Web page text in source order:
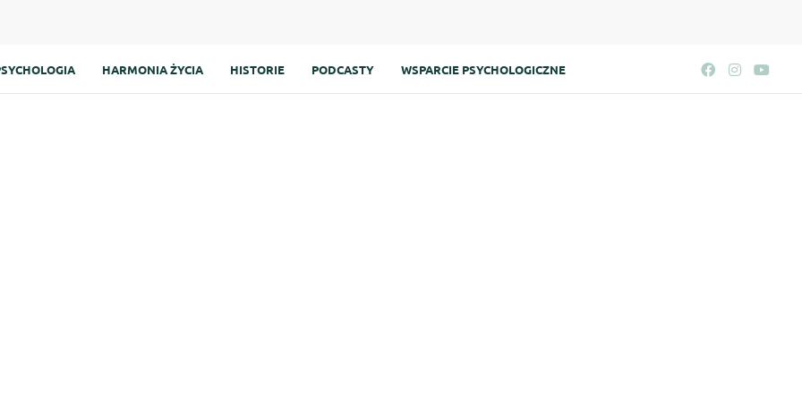
HARMONIA ŻYCIA HISTORIE PODCASTY WSPARCIE PSYCHOLOGICZNE